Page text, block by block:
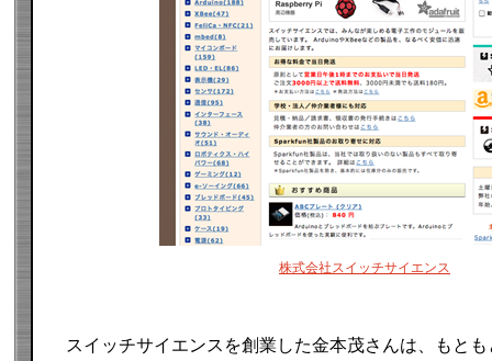
株式会社スイッチサイエンス
スイッチサイエンスを創業した金本茂さんは、もと